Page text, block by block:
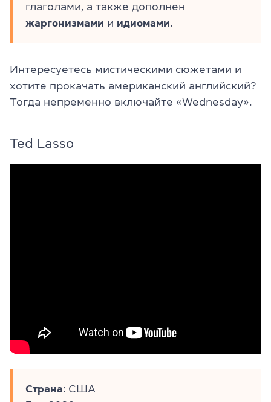
глаголами, а также дополнен
жаргонизмами и идиомами
Интересуетесь мистическими сюжетами и
хотите прокачать американский английский?
Тогда непременно включайте «Wednesday».
Ted Lasso
Страна: США